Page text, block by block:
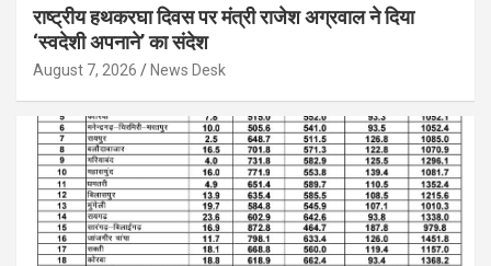
राष्ट्रीय हथकरघा दिवस पर मंत्री राजेश अग्रवाल ने दिया
‘स्वदेशी अपनाने’ का संदेश
August 7, 2026 News Desk